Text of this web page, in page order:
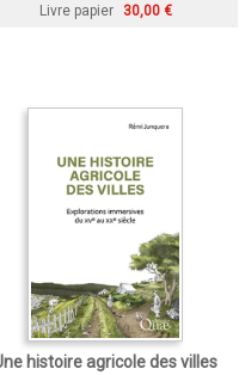
Livre papier 30,00 €
histoire agricole des villes